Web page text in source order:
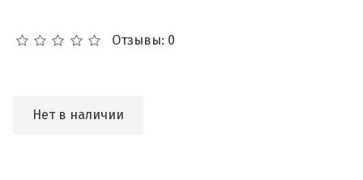
Отзывы: 0
Нет в наличии